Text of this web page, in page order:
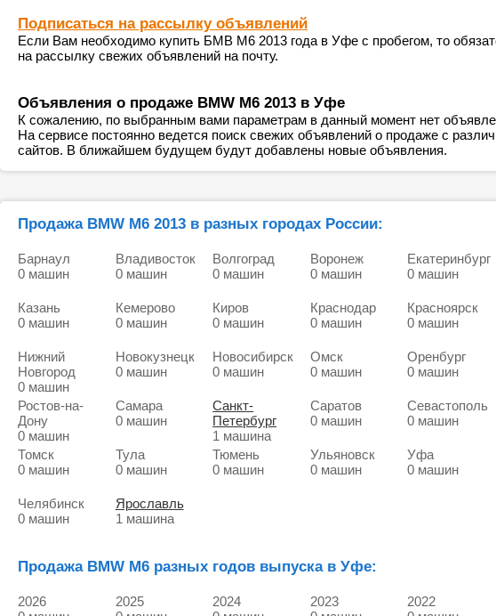
Подписаться на рассылку объявлений
Если Вам необходимо купить БМВ М6 2013 года в Уфе с пробегом, то
на рассылку свежих объявлений на почту.
Объявления о продаже BMW M6 2013 в Уфе
К сожалению, по выбранным вами параметрам в данный момент нет
На сервисе постоянно ведется поиск свежих объявлений о продаже с
сайтов. В ближайшем будущем будут добавлены новые объявления.
Продажа BMW M6 2013 в разных городах России:
Барнаул
0 машин
Владивосток
0 машин
Волгоград
0 машин
Воронеж
0 машин
Екатеринбург
0 машин
Казань
0 машин
Кемерово
0 машин
Киров
0 машин
Краснодар
0 машин
Красноярск
0 машин
Нижний
Новгород
0 машин
Новокузнецк
0 машин
Новосибирск
0 машин
Омск
0 машин
Оренбург
0 машин
Ростов-на-
Дону
0 машин
Самара
0 машин
Санкт-
Петербург
1 машина
Саратов
0 машин
Севастополь
0 машин
Томск
0 машин
Тула
0 машин
Тюмень
0 машин
Ульяновск
0 машин
Уфа
0 машин
Челябинск
0 машин
Ярославль
1 машина
Продажа BMW M6 разных годов выпуска в Уфе:
2026
2025
2024
2023
2022